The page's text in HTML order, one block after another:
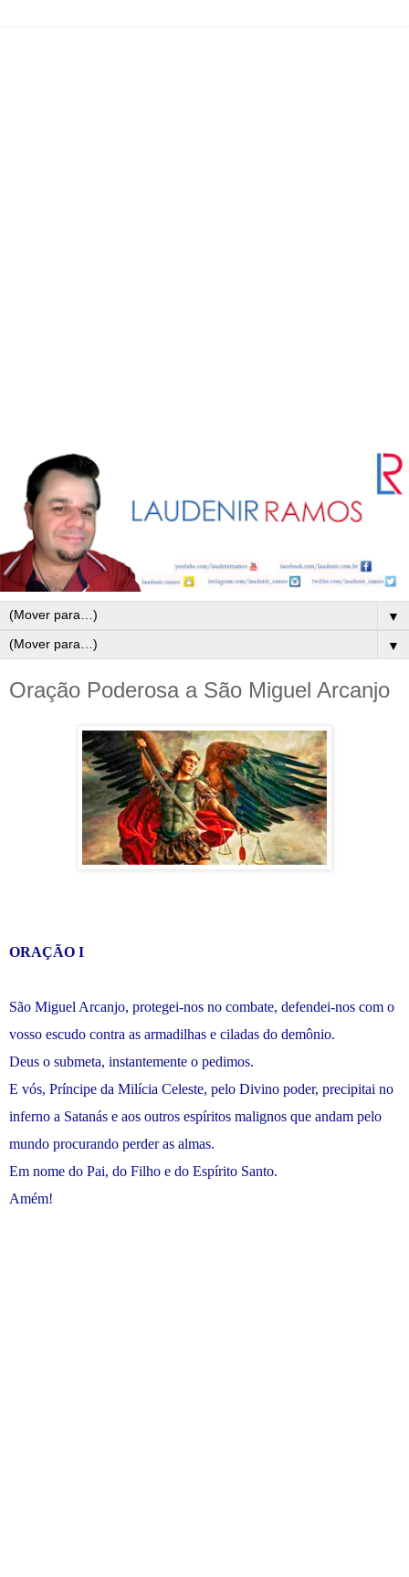
▼
▼
Oração Poderosa a São Miguel Arcanjo
ORAÇÃO I
São Miguel Arcanjo, protegei-nos no combate, defendei-nos com o
vosso escudo contra as armadilhas e ciladas do demônio.
Deus o submeta, instantemente o pedimos.
E vós, Príncipe da Milícia Celeste, pelo Divino poder, precipitai no
inferno a Satanás e aos outros espíritos malignos que andam pelo
mundo procurando perder as almas.
Em nome do Pai, do Filho e do Espírito Santo.
Amém!